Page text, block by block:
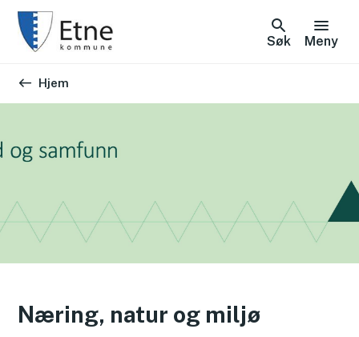
Søk Meny
Du er her:
Hjem
Næring, natur og miljø